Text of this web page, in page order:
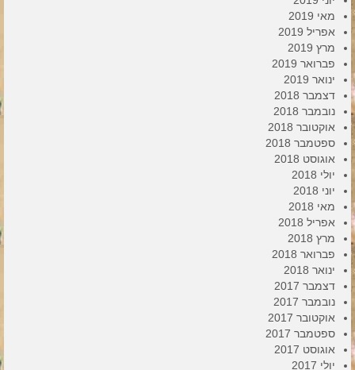
מאי 2019
אפריל 2019
מרץ 2019
פברואר 2019
ינואר 2019
דצמבר 2018
נובמבר 2018
אוקטובר 2018
ספטמבר 2018
אוגוסט 2018
יולי 2018
יוני 2018
מאי 2018
אפריל 2018
מרץ 2018
פברואר 2018
ינואר 2018
דצמבר 2017
נובמבר 2017
אוקטובר 2017
ספטמבר 2017
אוגוסט 2017
יולי 2017